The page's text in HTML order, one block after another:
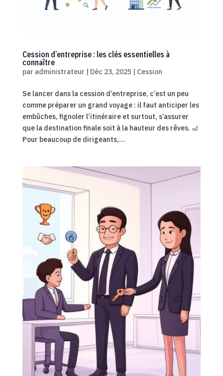
Cession d’entreprise : les clés essentielles à
connaître
par administrateur | Déc 23, 2025 | Cession
Se lancer dans la cession d’entreprise, c’est un peu
comme préparer un grand voyage : il faut anticiper les
embûches, fignoler l’itinéraire et surtout, s’assurer
que la destination finale soit à la hauteur des rêves. 🎢
Pour beaucoup de dirigeants,...